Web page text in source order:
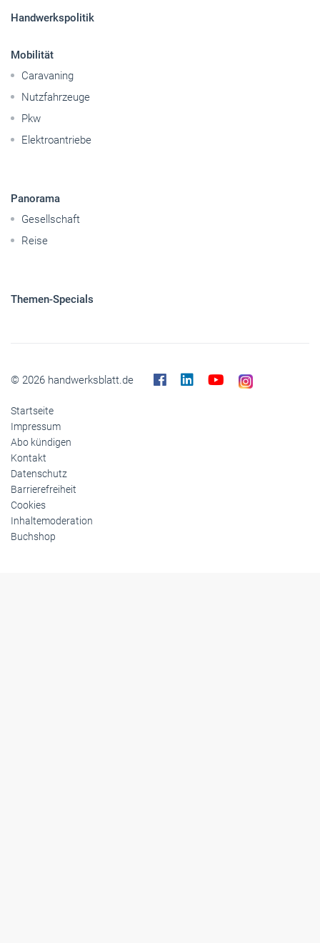
Handwerkspolitik
Mobilität
Caravaning
Nutzfahrzeuge
Pkw
Elektroantriebe
Panorama
Gesellschaft
Reise
Themen-Specials
© 2026 handwerksblatt.de
Startseite
Impressum
Abo kündigen
Kontakt
Datenschutz
Barrierefreiheit
Cookies
Inhaltemoderation
Buchshop